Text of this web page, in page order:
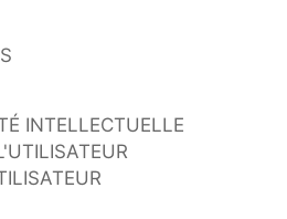
INTELLECTUELLE